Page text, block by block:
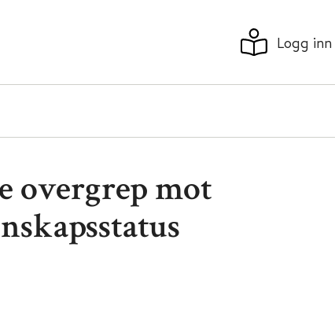
Logg inn
overgrep mot